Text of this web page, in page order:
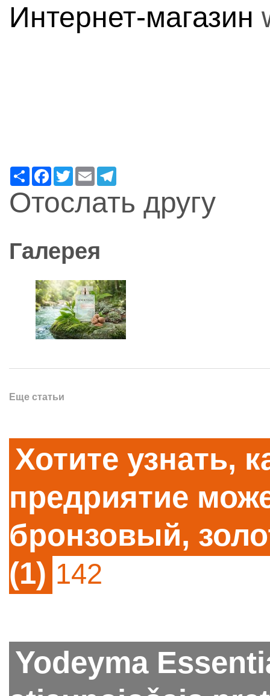
Интернет-магазин
Ресурс
Facebook
Twitter
Email
Отослать другу
Галерея
Еще статьи
Хотите узнать,
предриятие
бронзовый,
(1) 142
Yodeyma